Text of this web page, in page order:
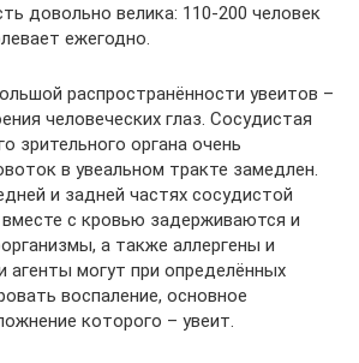
довольно велика: 110-200 человек
ежегодно.
распространённости увеитов –
человеческих глаз. Сосудистая
зрительного органа очень
в увеальном тракте замедлен.
и задней частях сосудистой
с кровью задерживаются и
а также аллергены и
агенты могут при определённых
воспаление, основное
которого – увеит.